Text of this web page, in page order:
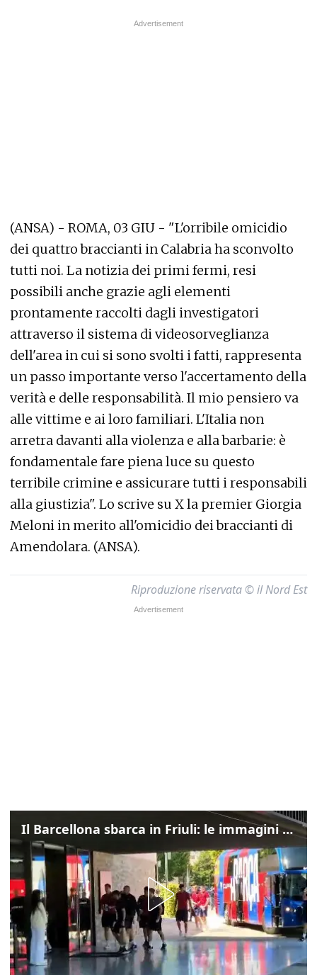
(ANSA) - ROMA, 03 GIU - "L'orribile omicidio
dei quattro braccianti in Calabria ha sconvolto
tutti noi. La notizia dei primi fermi, resi
possibili anche grazie agli elementi
prontamente raccolti dagli investigatori
attraverso il sistema di videosorveglianza
dell'area in cui si sono svolti i fatti, rappresenta
un passo importante verso l'accertamento della
verità e delle responsabilità. Il mio pensiero va
alle vittime e ai loro familiari. L'Italia non
arretra davanti alla violenza e alla barbarie: è
fondamentale fare piena luce su questo
terribile crimine e assicurare tutti i responsabili
alla giustizia". Lo scrive su X la premier Giorgia
Meloni in merito all'omicidio dei braccianti di
Amendolara. (ANSA).
Riproduzione riservata © il Nord Est
Il Barcellona sbarca in Friuli: le immagini dell'arrivo in albergo